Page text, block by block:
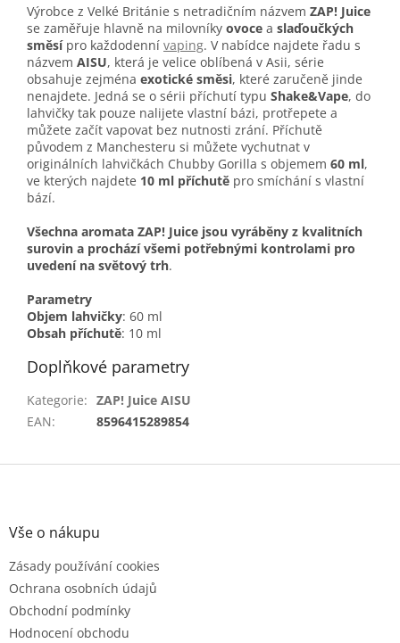
Výrobce z Velké Británie s netradičním názvem ZAP! Juice
se zaměřuje hlavně na milovníky ovoce a slaďoučkých
směsípro každodenní vaping. V nabídce najdete řadu s
názvem AISU, která je velice oblíbená v Asii, série
obsahuje zejména exotické směsi, které zaručeně jinde
nenajdete. Jedná se o sérii příchutí typu Shake&Vape, do
lahvičky tak pouze nalijete vlastní bázi, protřepete a
můžete začít vapovat bez nutnosti zrání. Příchutě
původem z Manchesteru si můžete vychutnat v
originálních lahvičkách Chubby Gorilla s objemem 60 ml,
ve kterých najdete 10 ml příchutě pro smíchání s vlastní
bází.
Všechna aromata ZAP! Juice jsou vyráběny z kvalitních
surovin a prochází všemi potřebnými kontrolami pro
uvedení na světový trh.
Parametry
Objem lahvičky: 60 ml
Obsah příchutě: 10 ml
Doplňkové parametry
Kategorie: ZAP! Juice AISU
EAN: 8596415289854
Z
Vše o nákupu
Zásady používání cookies
Ochrana osobních údajů
Obchodní podmínky
Hodnocení obchodu